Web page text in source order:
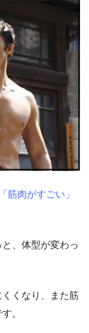
筋肉がすごい」
、体型が変わっ
くなり、また筋
。